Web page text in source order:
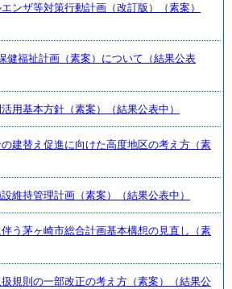
ンザ等対策行動計画（改訂版）（素案）
健福祉計画（素案）について（結果公表
用基本方針（素案）（結果公表中）
建替え促進に向けた高度地区の考え方（素
維持管理計画（素案）（結果公表中）
う茅ヶ崎市総合計画基本構想の見直し（素
規則の一部改正の考え方（素案）（結果公